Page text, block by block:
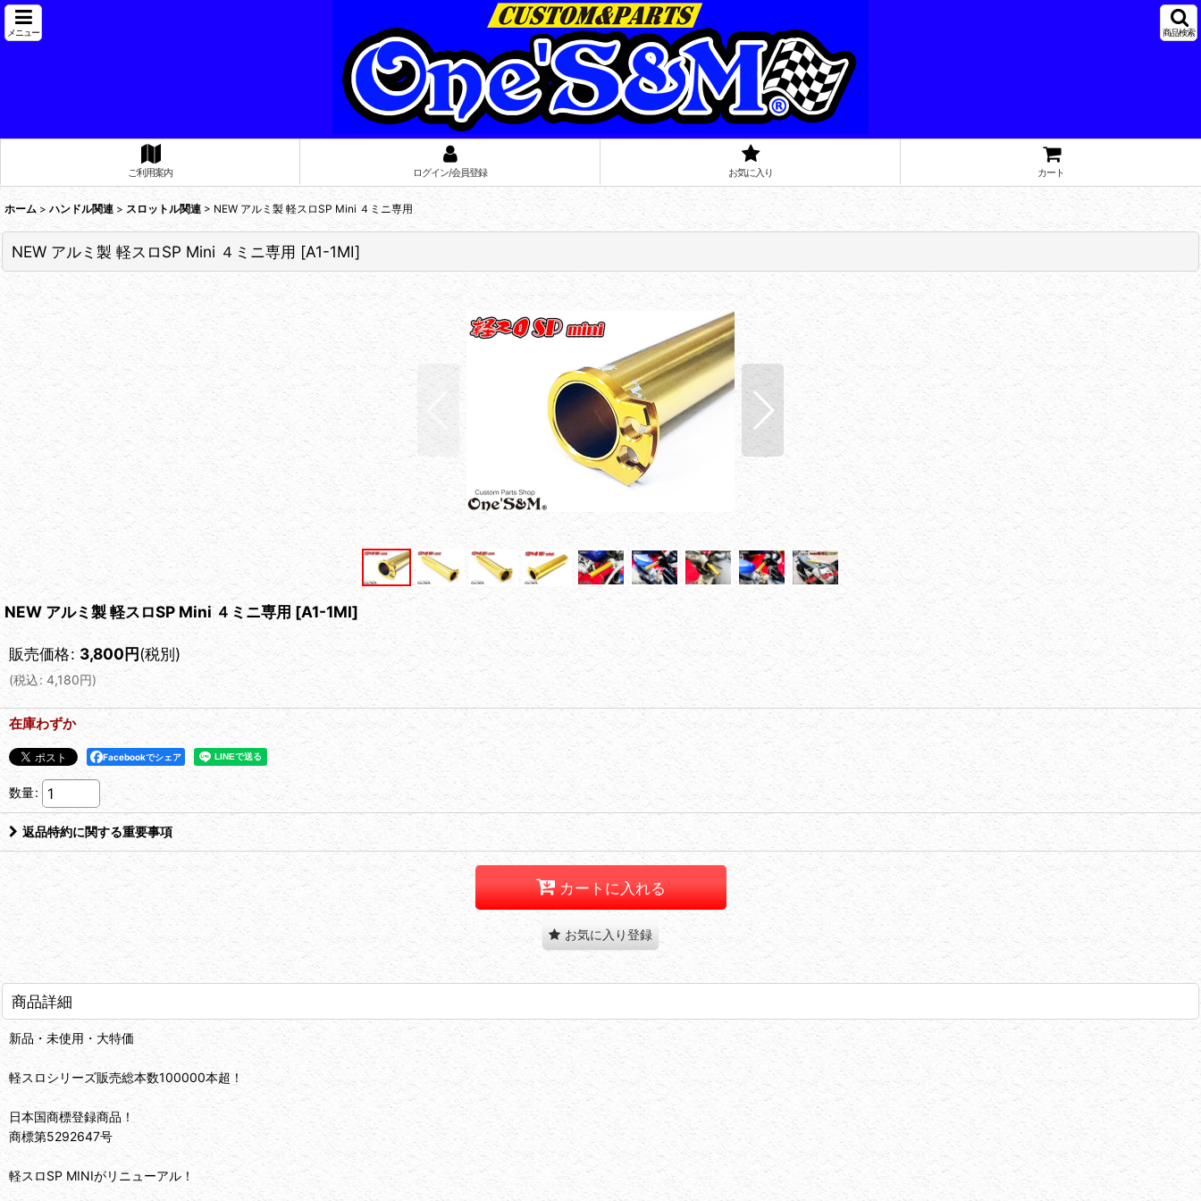
メニュー 商品検索
ご利用案内 ログイン/会員登録 お気に入り カート
ホーム > ハンドル関連 > スロットル関連 > NEW アルミ製 軽スロSP Mini ４ミニ専用
NEW アルミ製 軽スロSP Mini ４ミニ専用 [A1-1MI]
NEW アルミ製 軽スロSP Mini ４ミニ専用 [A1-1MI]
販売価格: 3,800円(税別)
(税込: 4,180円)
在庫わずか
Facebookでシェア
数量:
返品特約に関する重要事項
カートに入れる
お気に入り登録
商品詳細
新品・未使用・大特価
軽スロシリーズ販売総本数100000本超！
日本国商標登録商品！
商標第5292647号
軽スロSP MINIがリニューアル！